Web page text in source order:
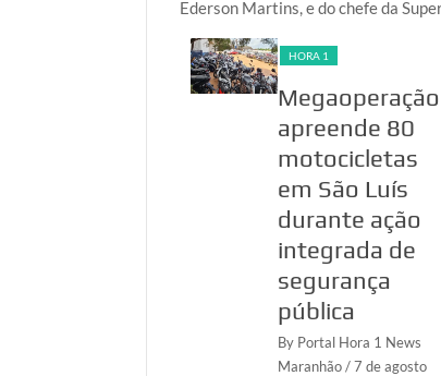
Ederson Martins, e do chefe da
HORA 1
Megaoperação
apreende 80
motocicletas
em São Luís
durante ação
integrada de
segurança
pública
By Portal Hora 1 News
Maranhão/ 7 de agosto